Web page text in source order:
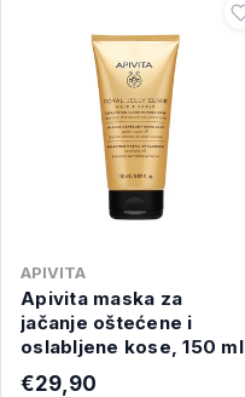
APIVITA
Apivita maska za
jačanje oštećene i
oslabljene kose, 150 ml
€29,90